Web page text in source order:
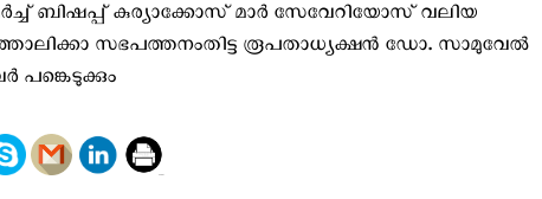
ബിഷപ്പ് കുര്യാക്കോസ് മാർ സേവേറിയോസ് വലിയ
സഭപത്തനംതിട്ട രൂപതാധ്യക്ഷൻ ഡോ. സാമുവേൽ
പങ്കെടുക്കും